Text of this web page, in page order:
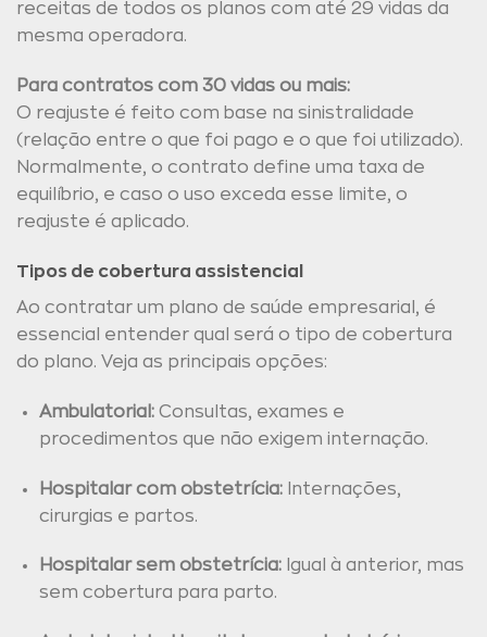
receitas de todos os planos com até 29 vidas da
mesma operadora.
Para contratos com 30 vidas ou mais:
O reajuste é feito com base na sinistralidade
(relação entre o que foi pago e o que foi utilizado).
Normalmente, o contrato define uma taxa de
equilíbrio, e caso o uso exceda esse limite, o
reajuste é aplicado.
Tipos de cobertura assistencial
Ao contratar um plano de saúde empresarial, é
essencial entender qual será o tipo de cobertura
do plano. Veja as principais opções:
Ambulatorial:Consultas, exames e
procedimentos que não exigem internação.
Hospitalar com obstetrícia:Internações,
cirurgias e partos.
Hospitalar sem obstetrícia:Igual à anterior, mas
sem cobertura para parto.